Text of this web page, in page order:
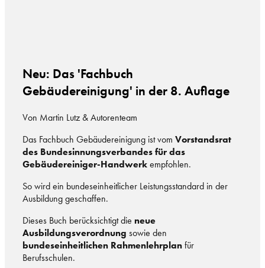
Neu: Das 'Fachbuch
Gebäudereinigung' in der 8. Auflage
Von Martin Lutz & Autorenteam
Das Fachbuch Gebäudereinigung ist vom Vorstandsrat
des Bundesinnungsverbandes für das
Gebäudereiniger-Handwerkempfohlen.
So wird ein bundeseinheitlicher Leistungsstandard in der
Ausbildung geschaffen.
Dieses Buch berücksichtigt die neue
Ausbildungsverordnung sowie den
bundeseinheitlichen Rahmenlehrplanfür
Berufsschulen.